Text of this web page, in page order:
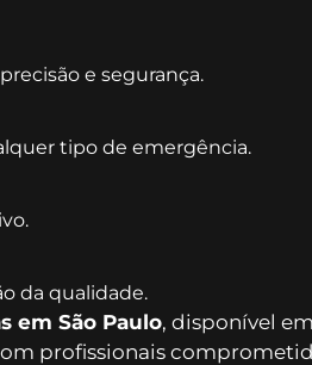
e segurança.
tipo de emergência.
da qualidade.
em São Paulo, disponível em
profissionais